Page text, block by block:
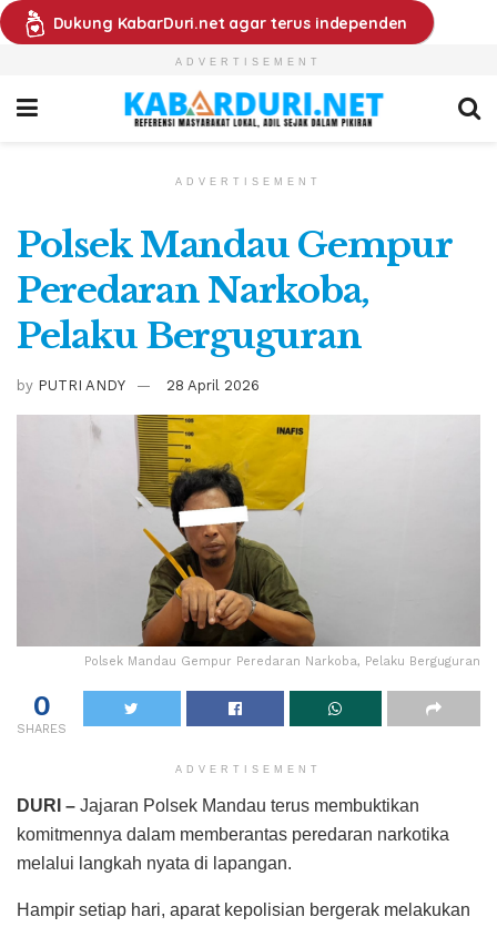
Dukung KabarDuri.net agar terus independen
ADVERTISEMENT
ADVERTISEMENT
Polsek Mandau Gempur
Peredaran Narkoba,
Pelaku Berguguran
by PUTRI ANDY 28 April 2026
Polsek Mandau Gempur Peredaran Narkoba, Pelaku Berguguran
0
SHARES
ADVERTISEMENT
DURI – Jajaran Polsek Mandau terus membuktikan
komitmennya dalam memberantas peredaran narkotika
melalui langkah nyata di lapangan.
Hampir setiap hari, aparat kepolisian bergerak melakukan